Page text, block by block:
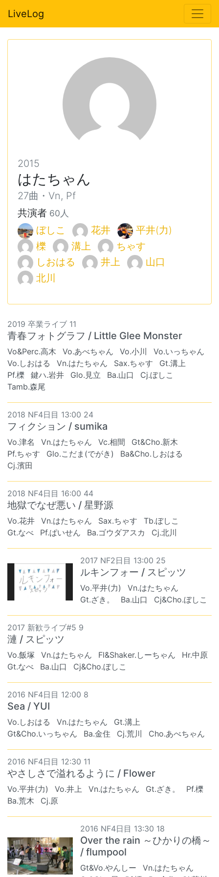
LiveLog
2015
はたちゃん
27曲・Vn, Pf
共演者 60人
ぼしこ 花井
平井(力)
櫟
溝上
ちゃす
しおはる
井上
山口
北川
2019 卒業ライブ 11
青春フォトグラフ / Little Glee Monster
Vo&Perc.高木 Vo.あべちゃん Vo.小川
Vo.いっちゃん
Vo.しおはる
Vn.はたちゃん Sax.ちゃす
Gt.溝上
Pf.櫟
鍵ハ.岩井 Glo.見立 Ba.山口
Cj.ぼしこ
Tamb.森尾
2018 NF4日目 13:00 24
フィクション / sumika
Vo.津名 Vn.はたちゃん Vc.相間
Gt&Cho.新木
Pf.ちゃす
Glo.こだま(でがき)
Ba&Cho.しおはる
Cj.濱田
2018 NF4日目 16:00 44
地獄でなぜ悪い / 星野源
Vo.花井 Vn.はたちゃん Sax.ちゃす
Tb.ぼしこ
Gt.なべ
Pf.ぱいせん Ba.ゴウダアスカ Cj.北川
2017 NF2日目 13:00 25
ルキンフォー / スピッツ
Vo.平井(力)
Vn.はたちゃん
Gt.ざき。
Ba.山口 Cj&Cho.ぼしこ
2017 新歓ライブ#5 9
漣 / スピッツ
Vo.飯塚 Vn.はたちゃん Fl&Shaker.しーちゃん
Hr.中原
Gt.なべ
Ba.山口 Cj&Cho.ぼしこ
2016 NF4日目 12:00 8
Sea / YUI
Vo.しおはる Vn.はたちゃん
Gt.溝上
Gt&Cho.いっちゃん
Ba.金住 Cj.荒川 Cho.あべちゃん
2016 NF4日目 12:30 11
やさしさで溢れるように / Flower
Vo.平井(力) Vo.井上 Vn.はたちゃん Gt.ざき。
Pf.櫟
Ba.荒木
Cj.原
2016 NF4日目 13:30 18
Over the rain ～ひかりの橋～
/ flumpool
Gt&Vo.やんしー
Vn.はたちゃん